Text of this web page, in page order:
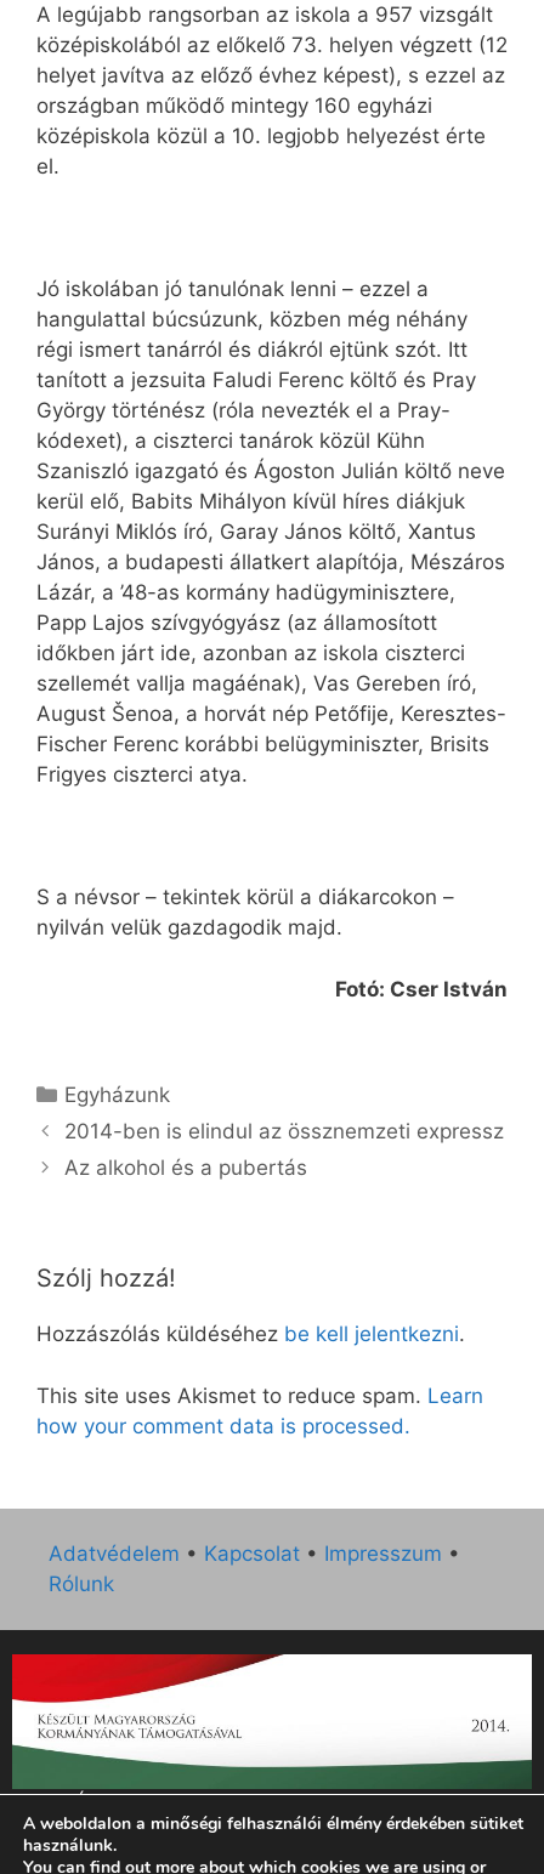
A legújabb rangsorban az iskola a 957 vizsgált
középiskolából az előkelő 73. helyen végzett (12
helyet javítva az előző évhez képest), s ezzel az
országban működő mintegy 160 egyházi
középiskola közül a 10. legjobb helyezést érte
el.
Jó iskolában jó tanulónak lenni – ezzel a
hangulattal búcsúzunk, közben még néhány
régi ismert tanárról és diákról ejtünk szót. Itt
tanított a jezsuita Faludi Ferenc költő és Pray
György történész (róla nevezték el a Pray-
kódexet), a ciszterci tanárok közül Kühn
Szaniszló igazgató és Ágoston Julián költő neve
kerül elő, Babits Mihályon kívül híres diákjuk
Surányi Miklós író, Garay János költő, Xantus
János, a budapesti állatkert alapítója, Mészáros
Lázár, a ’48-as kormány hadügyminisztere,
Papp Lajos szívgyógyász (az államosított
időkben járt ide, azonban az iskola ciszterci
szellemét vallja magáénak), Vas Gereben író,
August Šenoa, a horvát nép Petőfije, Keresztes-
Fischer Ferenc korábbi belügyminiszter, Brisits
Frigyes ciszterci atya.
S a névsor – tekintek körül a diákarcokon –
nyilván velük gazdagodik majd.
Fotó: Cser István
Kategória
Egyházunk
2014-ben is elindul az össznemzeti expressz
Az alkohol és a pubertás
Szólj hozzá!
Hozzászólás küldéséhez be kell jelentkezni.
This site uses Akismet to reduce spam. Learn
how your comment data is processed.
Adatvédelem • Kapcsolat • Impresszum •
Rólunk
„Az Új Ember katolikus hetilap 2014. évi működésének
támogatását az EGYH-KCP-14-P-0121 sz. támogatási
szerződés keretében 3 000 000 Ft összegben támogatta az
A weboldalon a minőségi felhasználói élmény érdekében sütiket
használunk.
You can find out more about which cookies we are using or